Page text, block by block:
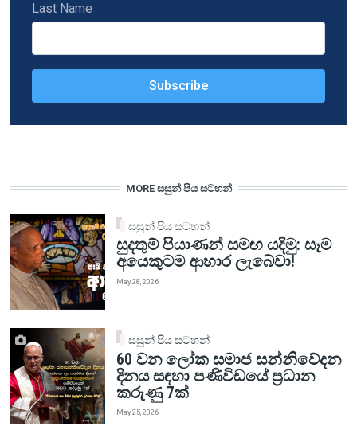
Last Name
MORE සසුන් පිය සටහන්
සසුන් පිය සටහන්
සුදතුම් පියාණන් සමඟ යදිමු: සෑම
අයෙකුටම ආහාර ලැබේවා!
May 28, 2026
සසුන් පිය සටහන්
60 වන ලෝක සමාජ සන්නිවේදන
දිනය සඳහා පණිවිඩයේ ප්‍රධාන
කරුණු 7ක්
May 25, 2026